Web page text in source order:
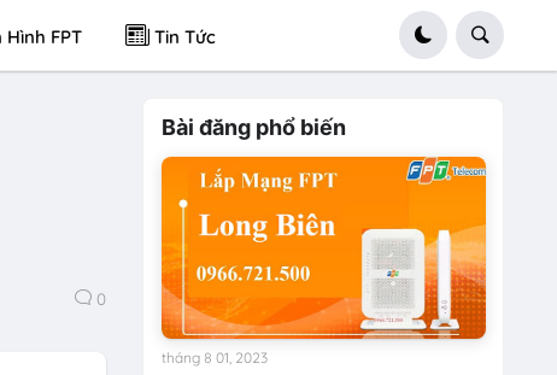
FPT Tin Tức
0
Bài đăng phổ biến
tháng 8 01, 2023